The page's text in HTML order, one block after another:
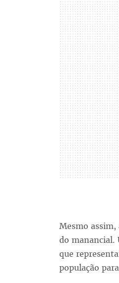
Mesmo assim,
do manancial.
que
população